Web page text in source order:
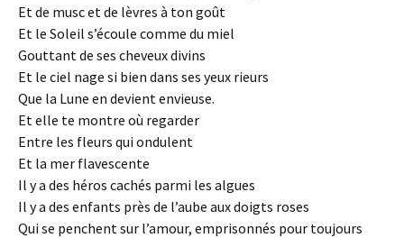
Et de musc et de lèvres à ton goût
Et le Soleil s’écoule comme du miel
Gouttant de ses cheveux divins
Et le ciel nage si bien dans ses yeux rieurs
Que la Lune en devient envieuse.
Et elle te montre où regarder
Entre les fleurs qui ondulent
Et la mer flavescente
Il y a des héros cachés parmi les algues
Il y a des enfants près de l’aube aux doigts roses
Qui se penchent sur l’amour, emprisonnés pour toujours